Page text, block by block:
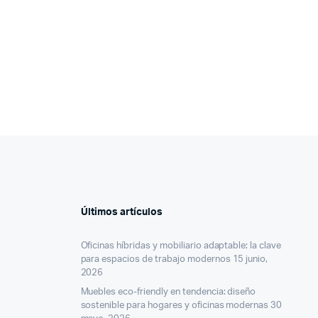
Últimos artículos
Oficinas híbridas y mobiliario adaptable: la clave
para espacios de trabajo modernos
15 junio,
2026
Muebles eco-friendly en tendencia: diseño
sostenible para hogares y oficinas modernas 30